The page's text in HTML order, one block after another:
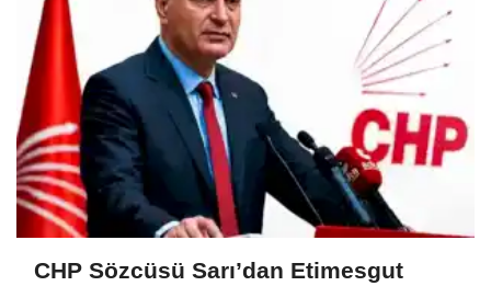
CHP Sözcüsü Sarı’dan Etimesgut